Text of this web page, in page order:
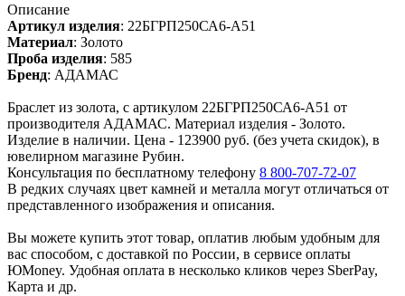
Описание
Артикул изделия: 22БГРП250СА6-А51
Материал: Золото
Проба изделия: 585
Бренд: АДАМАС
Браслет из золота, с артикулом 22БГРП250СА6-А51 от
производителя АДАМАС. Материал изделия - Золото.
Изделие в наличии. Цена - 123900 руб. (без учета скидок), в
ювелирном магазине Рубин.
Консультация по бесплатному телефону 8 800-707-72-07
В редких случаях цвет камней и металла могут отличаться от
представленного изображения и описания.
Вы можете купить этот товар, оплатив любым удобным для
вас способом, с доставкой по России, в сервисе оплаты
ЮMoney. Удобная оплата в несколько кликов через SberPay,
Карта и др.